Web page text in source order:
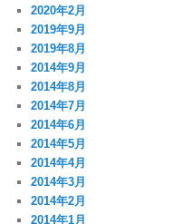
2020年2月
2019年9月
2019年8月
2014年9月
2014年8月
2014年7月
2014年6月
2014年5月
2014年4月
2014年3月
2014年2月
2014年1月